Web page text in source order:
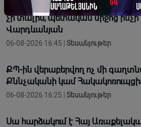
«Պադավատը» մարդու կյանքում
չի տալիս, պետական միջոց
Վարդևանյան
06-08-2026 16:45 | Տեսանյութեր
ՔՊ-ին վերաբերվող ոչ մի
Քննչականի կամ
06-08-2026 16:25 | Տեսանյութեր
Սա հարձակում է Հայ